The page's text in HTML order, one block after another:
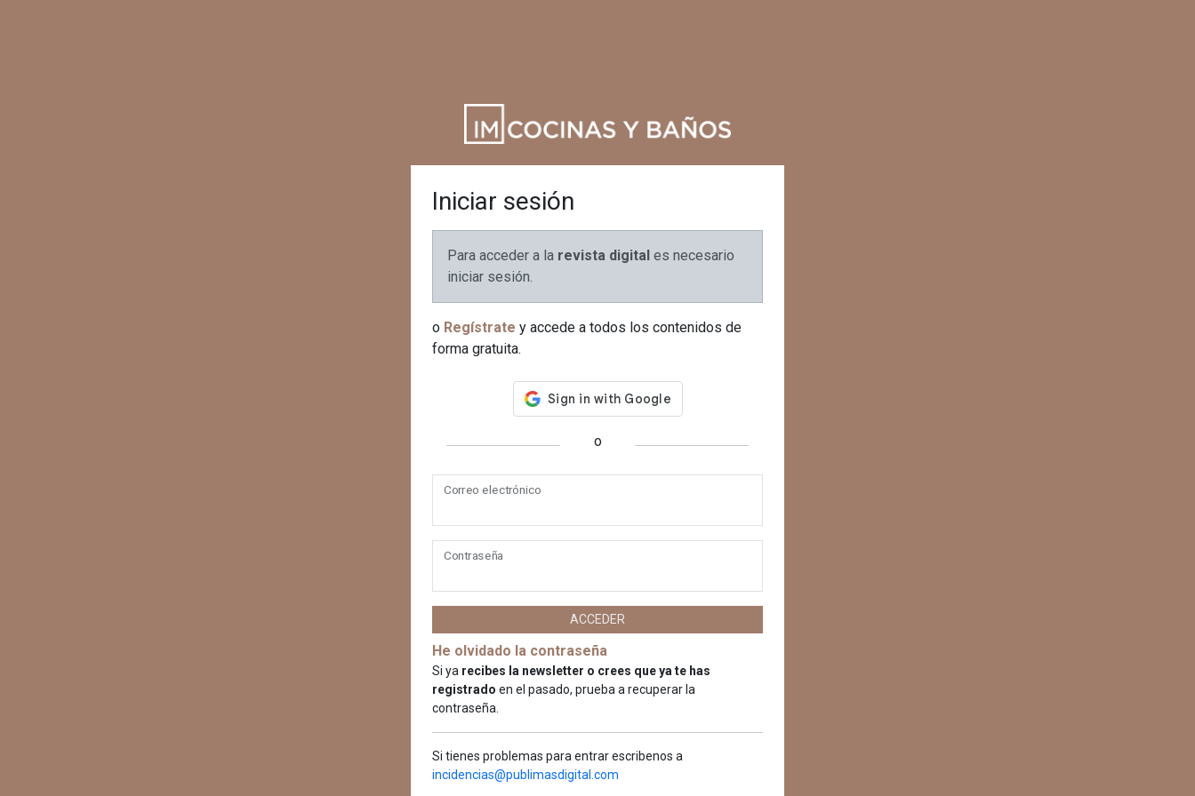
Iniciar sesión
Para acceder a la revista digital es necesario
iniciar sesión.
o Regístrate y accede a todos los contenidos de
forma gratuita.
o
Correo electrónico
Contraseña
ACCEDER
He olvidado la contraseña
Si ya recibes la newsletter o crees que ya te has
registrado en el pasado, prueba a recuperar la
contraseña.
Si tienes problemas para entrar escribenos a
incidencias@publimasdigital.com